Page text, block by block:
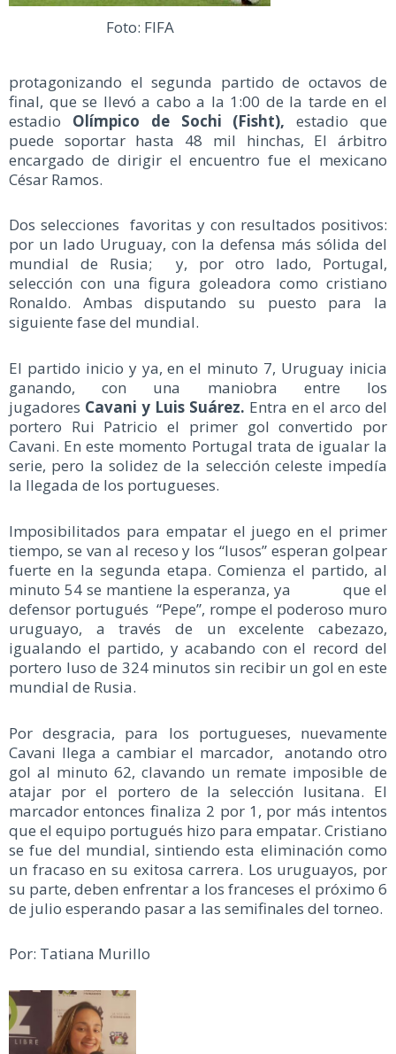
Foto: FIFA
protagonizando el segunda partido de octavos de
final, que se llevó a cabo a la 1:00 de la tarde en el
estadio Olímpico de Sochi (Fisht),estadio que
puede soportar hasta 48 mil hinchas, El árbitro
encargado de dirigir el encuentro fue el mexicano
César Ramos.
Dos selecciones favoritas y con resultados positivos:
por un lado Uruguay, con la defensa más sólida del
mundial de Rusia; y, por otro lado, Portugal,
selección con una figura goleadora como cristiano
Ronaldo. Ambas disputando su puesto para la
siguiente fase del mundial.
El partido inicio y ya, en el minuto 7, Uruguay inicia
ganando, con una maniobra entre los
jugadores Cavani y Luis Suárez. Entra en el arco del
portero Rui Patricio el primer gol convertido por
Cavani. En este momento Portugal trata de igualar la
serie, pero la solidez de la selección celeste impedía
la llegada de los portugueses.
Imposibilitados para empatar el juego en el primer
tiempo, se van al receso y los “lusos” esperan golpear
fuerte en la segunda etapa. Comienza el partido, al
minuto 54 se mantiene la esperanza, ya que el
defensor portugués “Pepe”, rompe el poderoso muro
uruguayo, a través de un excelente cabezazo,
igualando el partido, y acabando con el record del
portero luso de 324 minutos sin recibir un gol en este
mundial de Rusia.
Por desgracia, para los portugueses, nuevamente
Cavani llega a cambiar el marcador, anotando otro
gol al minuto 62, clavando un remate imposible de
atajar por el portero de la selección lusitana. El
marcador entonces finaliza 2 por 1, por más intentos
que el equipo portugués hizo para empatar. Cristiano
se fue del mundial, sintiendo esta eliminación como
un fracaso en su exitosa carrera. Los uruguayos, por
su parte, deben enfrentar a los franceses el próximo 6
de julio esperando pasar a las semifinales del torneo.
Por: Tatiana Murillo